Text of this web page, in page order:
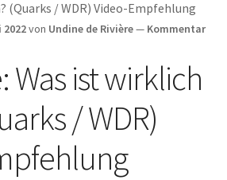
(Quarks / WDR) Video-Empfehlung
2022von Undine de Rivière— Kommentar
Was ist wirklich
/ WDR)